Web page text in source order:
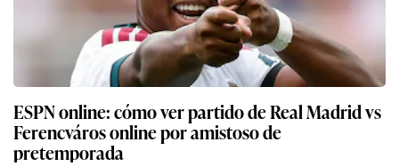
ESPN online: cómo ver partido de Real Madrid vs
Ferencváros online por amistoso de
pretemporada